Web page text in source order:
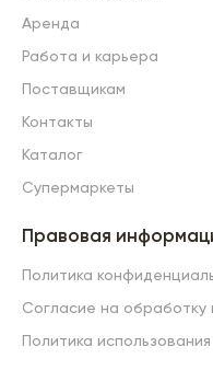
Аренда
Работа и карьера
Поставщикам
Контакты
Каталог
Супермаркеты
Правовая
Политика
Согласие на обработку
Политика